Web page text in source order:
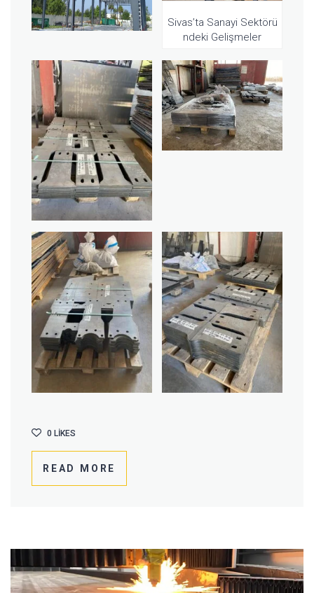
Sivas’ta Sanayi Sektörü
ndeki Gelişmeler
READ MORE
0 LIKES